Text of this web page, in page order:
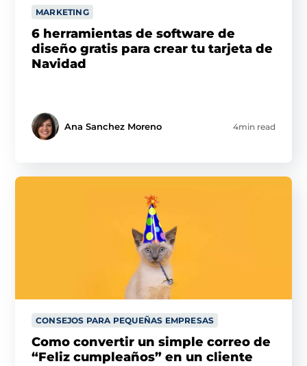
MARKETING
6 herramientas de software de
diseño gratis para crear tu tarjeta de
Navidad
Ana Sanchez Moreno 4min read
CONSEJOS PARA PEQUEÑAS EMPRESAS
Como convertir un simple correo de
“Feliz cumpleaños” en un cliente